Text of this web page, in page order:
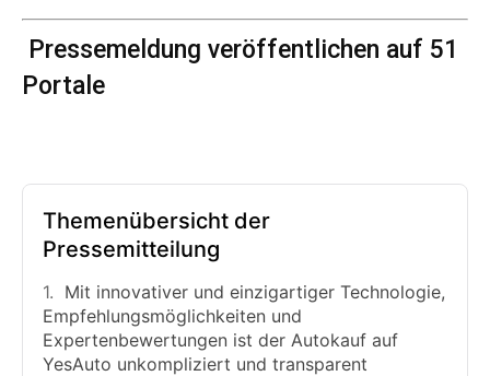
Pressemeldung veröffentlichen auf 51
Portale
Themenübersicht der
Pressemitteilung
Mit innovativer und einzigartiger Technologie,
Empfehlungsmöglichkeiten und
Expertenbewertungen ist der Autokauf auf
YesAuto unkompliziert und transparent